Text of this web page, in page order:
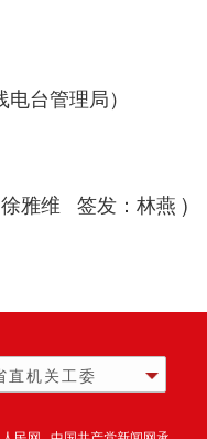
台管理局）
雅维 签发：林燕 )
直机关工委